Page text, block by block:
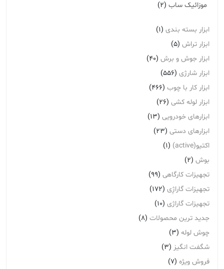
موزائیک ساب (2)
ابزار بسته بندی (1)
ابزار تراش (5)
ابزار جوش و برش (40)
ابزار شارژی (556)
ابزار کار با چوب (466)
ابزار لوله کشی (26)
ابزارهای خودرویی (13)
ابزارهای دستی (23)
اکتیو(active)
(1)
بوش (2)
تجهیزات کارگاهی (99)
تجهیزات گاراژِی (172)
تجهیزات گاراژی (10)
جدید ترین محصولات (8)
چوش لوله (3)
شگفت انگیز (3)
فروش ویژه (7)